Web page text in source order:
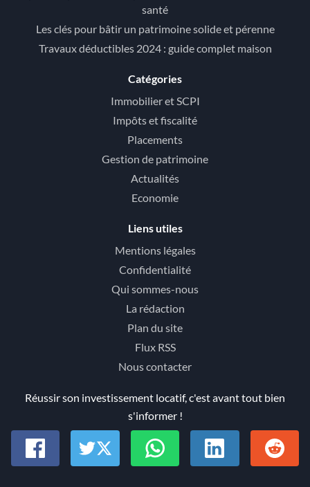
santé
Les clés pour bâtir un patrimoine solide et pérenne
Travaux déductibles 2024 : guide complet maison
Catégories
Immobilier et SCPI
Impôts et fiscalité
Placements
Gestion de patrimoine
Actualités
Economie
Liens utiles
Mentions légales
Confidentialité
Qui sommes-nous
La rédaction
Plan du site
Flux RSS
Nous contacter
Réussir son investissement locatif, c'est avant tout bien
s'informer !